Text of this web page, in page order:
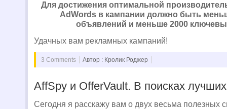
Для достижения оптимальной
AdWords в кампании должно быть
объявлений и меньше 2000
Удачных вам рекламных кампаний!
3 Comments Автор : Кролик Роджер
AffSpy и OfferVault. В поисках
Сегодня я расскажу вам о двух весьма полезных